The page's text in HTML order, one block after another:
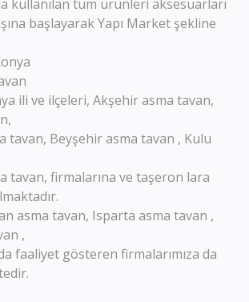
kullanılan tüm ürünleri aksesuarları
başlayarak Yapı Market şekline
ili ve ilçeleri, Akşehir asma tavan,
tavan, Beyşehir asma tavan , Kulu
tavan, firmalarına ve taşeron lara
asma tavan, Isparta asma tavan ,
,
faaliyet gösteren firmalarımıza da